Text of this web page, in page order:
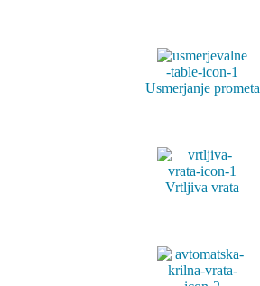
Usmerjanje prometa
Vrtljiva vrata